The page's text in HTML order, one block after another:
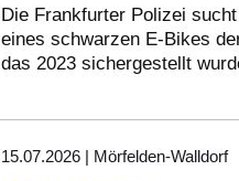
Die Frankfurter Polizei
eines schwarzen E-Bikes
das 2023 sichergestellt
15.07.2026 | Mörfelden-Walldorf